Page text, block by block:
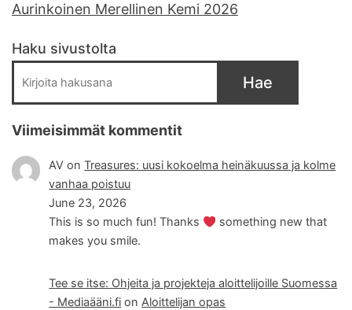
Aurinkoinen Merellinen Kemi 2026
Haku sivustolta
Hae
Viimeisimmät kommentit
AV onTreasures: uusi kokoelma heinäkuussa ja kolme
vanhaa poistuu
June 23, 2026
This is so much fun! Thanks
something new that
makes you smile.
Tee se itse: Ohjeita ja projekteja aloittelijoille Suomessa
- Mediaääni.fi onAloittelijan opas